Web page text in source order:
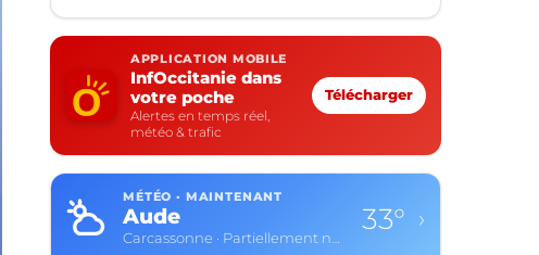
APPLICATION MOBILE
InfOccitanie dans
votre poche
Alertes en temps réel,
météo & trafic
Télécharger
MÉTÉO · MAINTENANT
Aude
Carcassonne · Partiellement nuageux
33° ›